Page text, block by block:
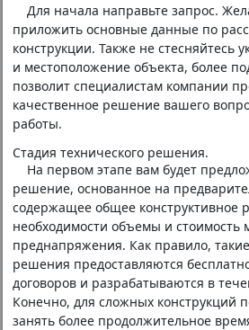
Для начала направьте запрос.
приложить основные данные по
конструкции. Также не стесняйтесь
и местоположение объекта, более
позволит специалистам компании
качественное решение вашего
работы.
Стадия технического решения.
На первом этапе вам будет
решение, основанное на
содержащее общее конструктивное
необходимости объемы и стоимость
преднапряжения. Как правило,
решения предоставляются
договоров и разрабатываются в
Конечно, для сложных конструкций
занять более продолжительное